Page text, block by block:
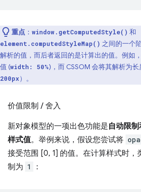
重点 ： window.getComputedStyle() 和
element.computedStyleMap() 之间的一个
解析的值，而后者返回的是计算出的值。例如
值 (width: 50%)，而 CSSOM 会将其解析为
200px）。
价值限制 / 舍入
新对象模型的一项出色功能是自动限
样式值。举例来说，假设您尝试将
接受范围 [0, 1] 的值。在计算样式时，
制为 1 ：